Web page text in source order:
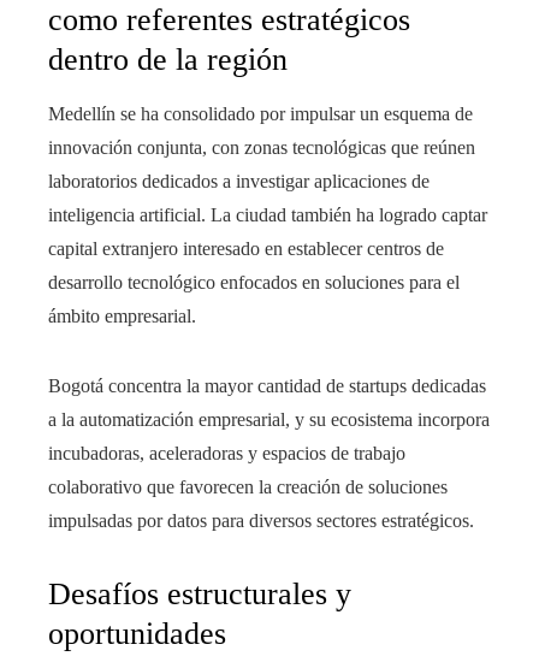
como referentes estratégicos
dentro de la región
Medellín se ha consolidado por impulsar un esquema de
innovación conjunta, con zonas tecnológicas que reúnen
laboratorios dedicados a investigar aplicaciones de
inteligencia artificial. La ciudad también ha logrado captar
capital extranjero interesado en establecer centros de
desarrollo tecnológico enfocados en soluciones para el
ámbito empresarial.
Bogotá concentra la mayor cantidad de startups dedicadas
a la automatización empresarial, y su ecosistema incorpora
incubadoras, aceleradoras y espacios de trabajo
colaborativo que favorecen la creación de soluciones
impulsadas por datos para diversos sectores estratégicos.
Desafíos estructurales y
oportunidades